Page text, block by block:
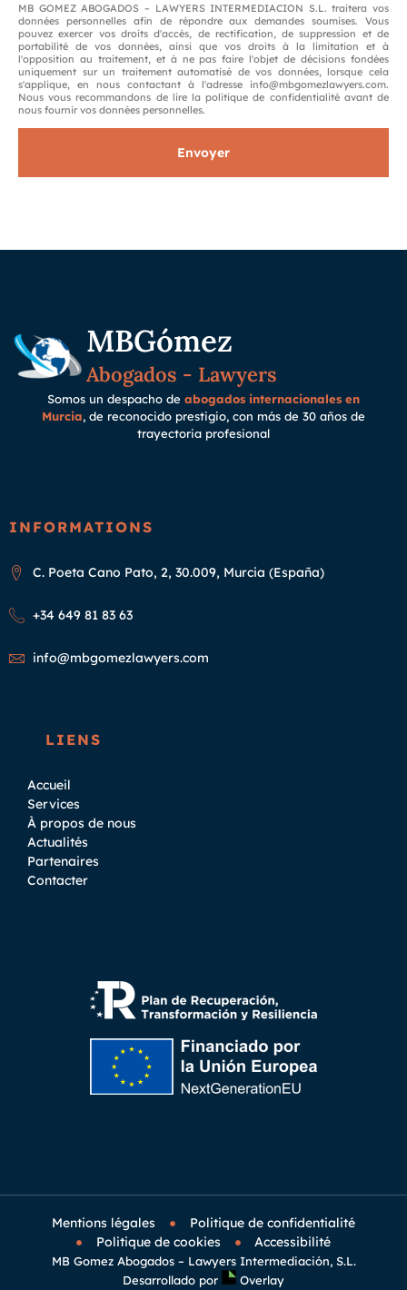
MB GOMEZ ABOGADOS – LAWYERS INTERMEDIACION S.L. traitera vos
données personnelles afin de répondre aux demandes soumises. Vous
pouvez exercer vos droits d'accès, de rectification, de suppression et de
portabilité de vos données, ainsi que vos droits à la limitation et à
l'opposition au traitement, et à ne pas faire l'objet de décisions fondées
uniquement sur un traitement automatisé de vos données, lorsque cela
s'applique, en nous contactant à l'adresse info@mbgomezlawyers.com.
Nous vous recommandons de lire la politique de confidentialité avant de
nous fournir vos données personnelles.
Envoyer
MBGómez
Abogados - Lawyers
Somos un despacho de abogados internacionales en
Murcia, de reconocido prestigio, con más de 30 años de
trayectoria profesional
INFORMATIONS
C. Poeta Cano Pato, 2, 30.009, Murcia (España)
+34 649 81 83 63
info@mbgomezlawyers.com
LIENS
Accueil
Services
À propos de nous
Actualités
Partenaires
Contacter
Mentions légales
Politique de confidentialité
Politique de cookies
Accessibilité
MB Gomez Abogados – Lawyers Intermediación, S.L.
Desarrollado por
Overlay